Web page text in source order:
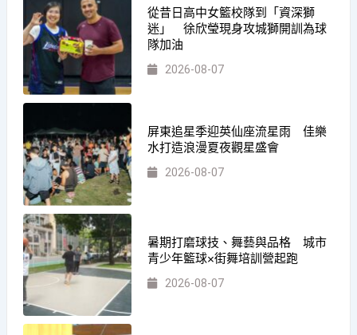
從昔日高中女籃校隊到「資深獅
迷」 徐欣瑩現身攻城獅開訓為球
隊加油
2026-08-07
屏東追星季迎英仙座流星雨 佳樂
水打造浪漫夏夜觀星盛會
2026-08-07
暑期打磨球技、舞藝與品格 城市
青少年籃球×街舞培訓營起跑
2026-08-07